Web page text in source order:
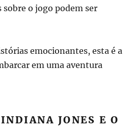
o jogo podem ser
emocionantes, esta é a
em uma aventura
JONES E O